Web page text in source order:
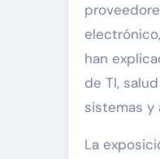
han
de TI,
sistemas y
La